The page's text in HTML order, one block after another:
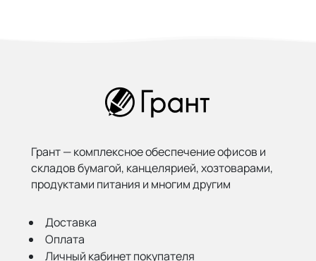
Грант — комплексное обеспечение офисов и
складов бумагой, канцелярией, хозтоварами,
продуктами питания и многим другим
Доставка
Оплата
Личный кабинет покупателя